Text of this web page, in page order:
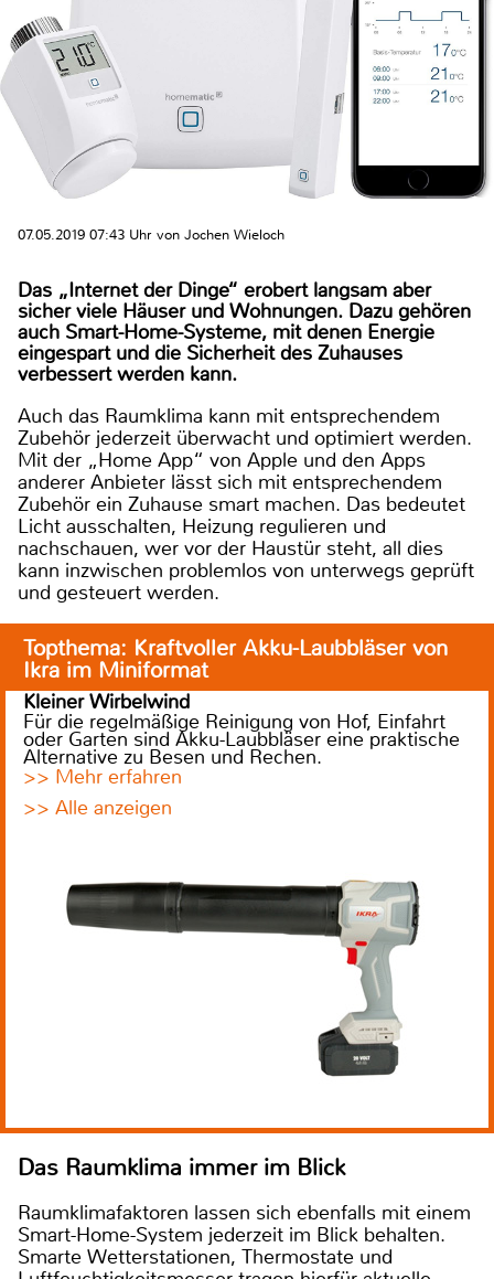
07.05.2019 07:43 Uhr von Jochen Wieloch
Das „Internet der Dinge“ erobert langsam aber
sicher viele Häuser und Wohnungen. Dazu gehören
auch Smart-Home-Systeme, mit denen Energie
eingespart und die Sicherheit des Zuhauses
verbessert werden kann.
Auch das Raumklima kann mit entsprechendem
Zubehör jederzeit überwacht und optimiert werden.
Mit der „Home App“ von Apple und den Apps
anderer Anbieter lässt sich mit entsprechendem
Zubehör ein Zuhause smart machen. Das bedeutet
Licht ausschalten, Heizung regulieren und
nachschauen, wer vor der Haustür steht, all dies
kann inzwischen problemlos von unterwegs geprüft
und gesteuert werden.
Topthema: Kraftvoller Akku-Laubbläser von
Ikra im Miniformat
Kleiner Wirbelwind
Für die regelmäßige Reinigung von Hof, Einfahrt
oder Garten sind Akku-Laubbläser eine praktische
Alternative zu Besen und Rechen.
>> Mehr erfahren
>> Alle anzeigen
Das Raumklima immer im Blick
Raumklimafaktoren lassen sich ebenfalls mit einem
Smart-Home-System jederzeit im Blick behalten.
Smarte Wetterstationen, Thermostate und